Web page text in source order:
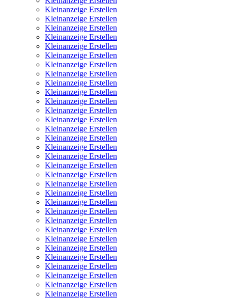
Kleinanzeige Erstellen
Kleinanzeige Erstellen
Kleinanzeige Erstellen
Kleinanzeige Erstellen
Kleinanzeige Erstellen
Kleinanzeige Erstellen
Kleinanzeige Erstellen
Kleinanzeige Erstellen
Kleinanzeige Erstellen
Kleinanzeige Erstellen
Kleinanzeige Erstellen
Kleinanzeige Erstellen
Kleinanzeige Erstellen
Kleinanzeige Erstellen
Kleinanzeige Erstellen
Kleinanzeige Erstellen
Kleinanzeige Erstellen
Kleinanzeige Erstellen
Kleinanzeige Erstellen
Kleinanzeige Erstellen
Kleinanzeige Erstellen
Kleinanzeige Erstellen
Kleinanzeige Erstellen
Kleinanzeige Erstellen
Kleinanzeige Erstellen
Kleinanzeige Erstellen
Kleinanzeige Erstellen
Kleinanzeige Erstellen
Kleinanzeige Erstellen
Kleinanzeige Erstellen
Kleinanzeige Erstellen
Kleinanzeige Erstellen